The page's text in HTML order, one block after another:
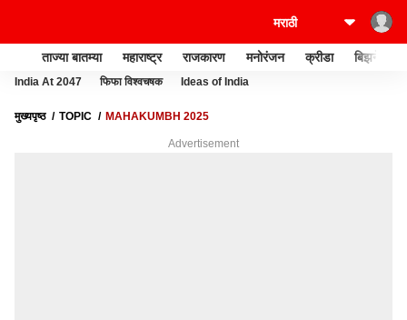
ताज्या बातम्या महाराष्ट्र राजकारण मनोरंजन क्रीडा बिझनेस
India At 2047 फिफा विश्वचषक Ideas of India
मुख्यपृष्ठ TOPIC MAHAKUMBH 2025
Advertisement